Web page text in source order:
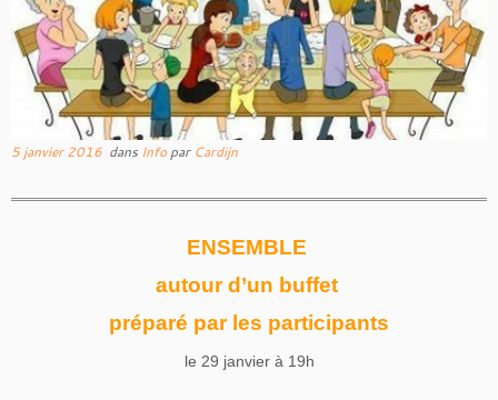
5 janvier 2016 dans Info par Cardijn
ENSEMBLE
autour d’un buffet
préparé par les participants
le 29 janvier à 19h